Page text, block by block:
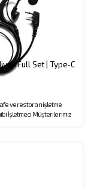
Full Set | Type-C
ve restoran işletme
İşletmeci Müşterilerimiz